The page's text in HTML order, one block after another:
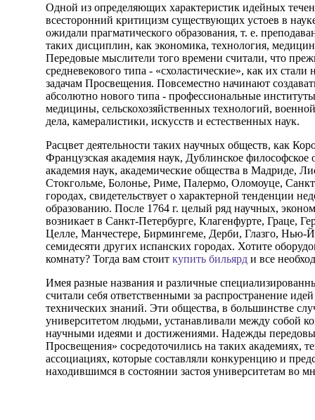
Одной из определяющих характеристик идейных
всесторонний критицизм существующих устоев в
ожидали прагматического образования, т. е.
таких дисциплин, как экономика, технология,
Передовые мыслители того времени считали, что
средневекового типа - «схоластические», как их
задачам Просвещения. Повсеместно начинают
абсолютно нового типа - профессиональные
медицины, сельскохозяйственных технологий,
дела, камералистики, искусств и естественных наук.
Расцвет деятельности таких научных обществ, как
Французская академия наук, Дублинское
академия наук, академические общества в Мадриде,
Стокгольме, Болонье, Риме, Палермо, Оломоуце,
городах, свидетельствует о характерной тенденции
образованию. После 1764 г. целый ряд научных,
возникает в Санкт-Петербурге, Клагенфурте, Граце,
Целле, Манчестере, Бирмингеме, Дерби, Глазго, Нью-
семидесяти других испанских городах. Хотите
комнату? Тогда вам стоит купить бильярд и все
Имея разные названия и различные
считали себя ответственными за распространение
технических знаний. Эти общества, в большинстве
университетом людьми, устанавливали между собой
научными идеями и достижениями. Надежды
Просвещения» сосредоточились на таких академиях,
ассоциациях, которые составляли конкуренцию и
находившимся в состоянии застоя университетам во